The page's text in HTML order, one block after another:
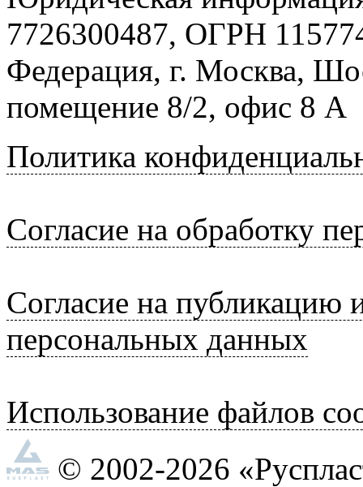
7726300487, ОГРН
Федерация, г. Москва,
помещение 8/2, офис 8 А
Политика
Согласие на обработку
Согласие на публикацию
персональных данных
Использование файлов
© 2002-2026